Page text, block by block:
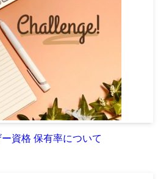
資格 保有率について